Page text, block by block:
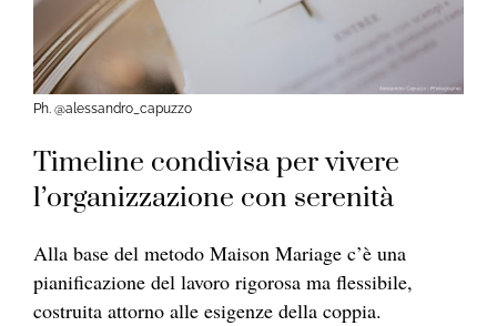
Ph. @alessandro_capuzzo
Timeline condivisa per vivere
l’organizzazione con serenità
Alla base del metodo Maison Mariage c’è una
pianificazione del lavoro rigorosa ma flessibile,
costruita attorno alle esigenze della coppia.